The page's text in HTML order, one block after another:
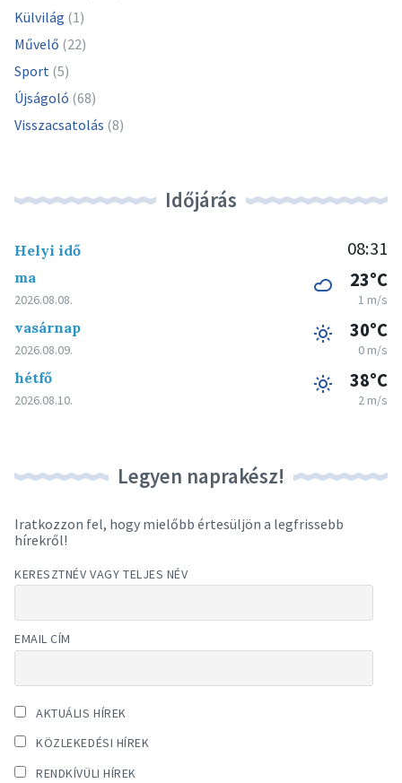
Külvilág (1)
Művelő (22)
Sport (5)
Újságoló (68)
Visszacsatolás (8)
Időjárás
Helyi idő 08:31
ma
2026.08.08.
23°C
1 m/s
vasárnap
2026.08.09.
30°C
0 m/s
hétfő
2026.08.10.
38°C
2 m/s
Legyen naprakész!
Iratkozzon fel, hogy mielőbb értesüljön a legfrissebb
hírekről!
KERESZTNÉV VAGY TELJES NÉV
EMAIL CÍM
AKTUÁLIS HÍREK
KÖZLEKEDÉSI HÍREK
RENDKÍVÜLI HÍREK